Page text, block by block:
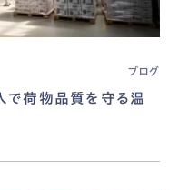
ブログ
で荷物品質を守る温